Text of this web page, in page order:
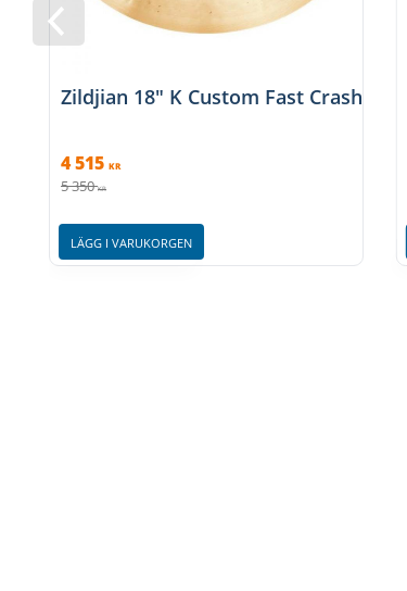
Zildjian 18" K Custom Fast Crash
4 515 KR
5 350 KR
LÄGG I VARUKORGEN